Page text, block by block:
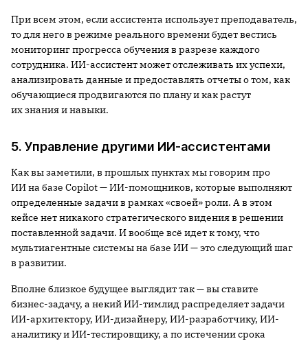
При всем этом, если ассистента использует преподаватель,
то для него в режиме реального времени будет вестись
мониторинг прогресса обучения в разрезе каждого
сотрудника. ИИ-ассистент может отслеживать их успехи,
анализировать данные и предоставлять отчеты о том, как
обучающиеся продвигаются по плану и как растут
их знания и навыки.
5. Управление другими ИИ-ассистентами
Как вы заметили, в прошлых пунктах мы говорим про
ИИ на базе Copilot — ИИ-помощников, которые выполняют
определенные задачи в рамках «своей» роли. А в этом
кейсе нет никакого стратегического видения в решении
поставленной задачи. И вообще всё идет к тому, что
мультиагентные системы на базе ИИ — это следующий шаг
в развитии.
Вполне близкое будущее выглядит так — вы ставите
бизнес-задачу, а некий ИИ-тимлид распределяет задачи
ИИ-архитектору, ИИ-дизайнеру, ИИ-разработчику, ИИ-
аналитику и ИИ-тестировщику, а по истечении срока